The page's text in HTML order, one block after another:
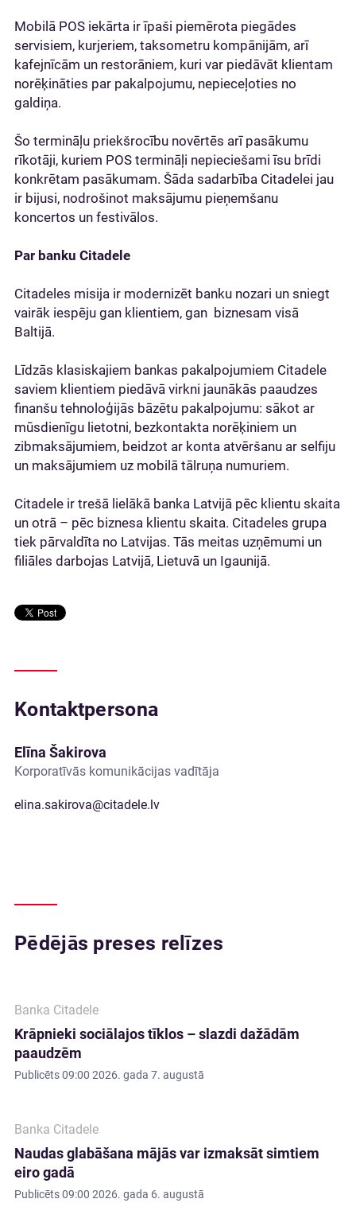
Mobilā POS iekārta ir īpaši piemērota piegādes
servisiem, kurjeriem, taksometru kompānijām, arī
kafejnīcām un restorāniem, kuri var piedāvāt klientam
norēķināties par pakalpojumu, nepieceļoties no
galdiņa.
Šo termināļu priekšrocību novērtēs arī pasākumu
rīkotāji, kuriem POS termināļi nepieciešami īsu brīdi
konkrētam pasākumam. Šāda sadarbība Citadelei jau
ir bijusi, nodrošinot maksājumu pieņemšanu
koncertos un festivālos.
Par banku Citadele
Citadeles misija ir modernizēt banku nozari un sniegt
vairāk iespēju gan klientiem, gan biznesam visā
Baltijā.
Līdzās klasiskajiem bankas pakalpojumiem Citadele
saviem klientiem piedāvā virkni jaunākās paaudzes
finanšu tehnoloģijās bāzētu pakalpojumu: sākot ar
mūsdienīgu lietotni, bezkontakta norēķiniem un
zibmaksājumiem, beidzot ar konta atvēršanu ar selfiju
un maksājumiem uz mobilā tālruņa numuriem.
Citadele ir trešā lielākā banka Latvijā pēc klientu skaita
un otrā – pēc biznesa klientu skaita. Citadeles grupa
tiek pārvaldīta no Latvijas. Tās meitas uzņēmumi un
filiāles darbojas Latvijā, Lietuvā un Igaunijā.
Kontaktpersona
Elīna Šakirova
Korporatīvās komunikācijas vadītāja
elina.sakirova@citadele.lv
Pēdējās preses relīzes
Banka Citadele
Krāpnieki sociālajos tīklos – slazdi dažādām
paaudzēm
Publicēts09:00 2026. gada 7. augustā
Banka Citadele
Naudas glabāšana mājās var izmaksāt simtiem
eiro gadā
Publicēts09:00 2026. gada 6. augustā